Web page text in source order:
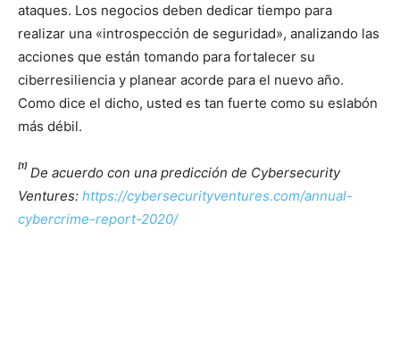
ataques. Los negocios deben dedicar tiempo para
realizar una «introspección de seguridad», analizando las
acciones que están tomando para fortalecer su
ciberresiliencia y planear acorde para el nuevo año.
Como dice el dicho, usted es tan fuerte como su eslabón
más débil.
[1] De acuerdo con una predicción de Cybersecurity
Ventures: https://cybersecurityventures.com/annual-
cybercrime-report-2020/